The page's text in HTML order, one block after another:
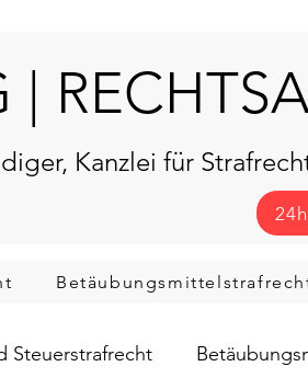
|
Kanzlei für
Steuerstrafrecht